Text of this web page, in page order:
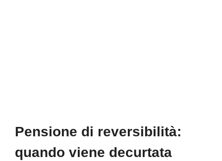
Pensione di reversibilità:
quando viene decurtata